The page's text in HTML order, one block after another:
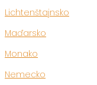
Lichtenštajnsko
Maďarsko
Monako
Nemecko